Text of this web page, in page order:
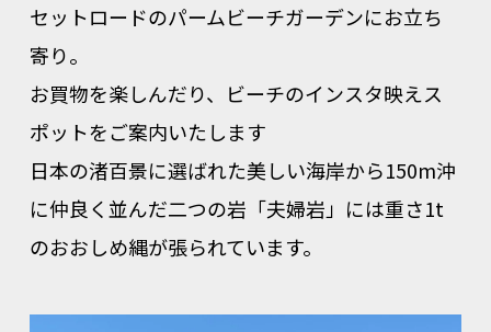
セットロードのパームビーチガーデンにお立ち
寄り。
お買物を楽しんだり、ビーチのインスタ映えス
ポットをご案内いたします
日本の渚百景に選ばれた美しい海岸から150m沖
に仲良く並んだ二つの岩「夫婦岩」には重さ1t
のおおしめ縄が張られています。